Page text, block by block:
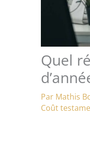
Quel
Par Mathis
Coût